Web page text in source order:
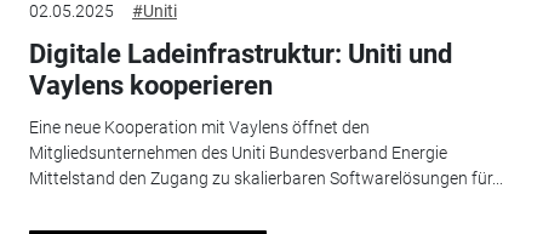
02.05.2025 #Uniti
Digitale Ladeinfrastruktur: Uniti und
Vaylens kooperieren
Eine neue Kooperation mit Vaylens öffnet den
Mitgliedsunternehmen des Uniti Bundesverband Energie
Mittelstand den Zugang zu skalierbaren Softwarelösungen für...